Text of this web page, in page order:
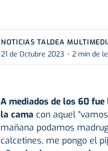
NOTICIAS TALDEA
21 de Octubre 2023
2 min de
A mediados de los 60
la cama con aquel
mañana podamos
calcetines, me pongo el